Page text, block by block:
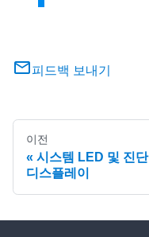
피드백 보내기
이전
시스템 LED 및 진단
디스플레이